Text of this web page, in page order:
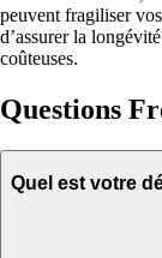
peuvent fragiliser
d’assurer la
coûteuses.
Questions
Quel est votre